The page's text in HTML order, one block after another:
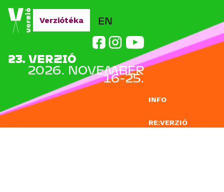
Jump to navigation
INFO
RE:VERZIÓ
EN
23. VERZIÓ
2026. NOVEMBER
16-25.
Verziótéka